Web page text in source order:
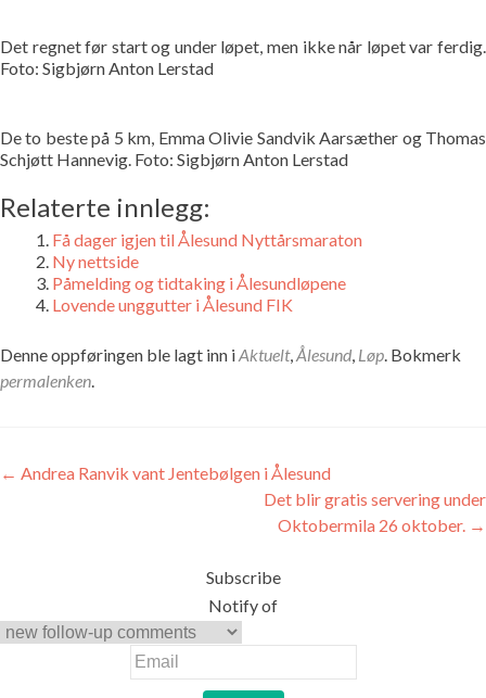
Det regnet før start og under løpet, men ikke når løpet var ferdig.
Foto: Sigbjørn Anton Lerstad
De to beste på 5 km, Emma Olivie Sandvik Aarsæther og Thomas
Schjøtt Hannevig. Foto: Sigbjørn Anton Lerstad
Relaterte innlegg:
Få dager igjen til Ålesund Nyttårsmaraton
Ny nettside
Påmelding og tidtaking i Ålesundløpene
Lovende unggutter i Ålesund FIK
Denne oppføringen ble lagt inn iAktuelt,Ålesund, Løp. Bokmerk
permalenken.
Innleggsnavigasjon
← Andrea Ranvik vant Jentebølgen i Ålesund
Det blir gratis servering under
Oktobermila 26 oktober. →
Subscribe
Notify of